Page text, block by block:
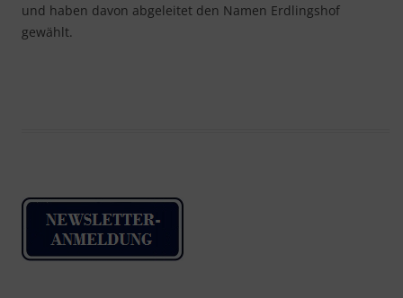
und haben davon abgeleitet den Namen Erdlingshof
gewählt.